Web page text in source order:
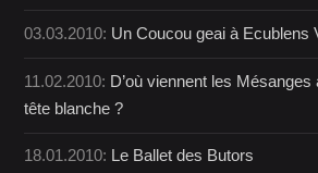
03.03.2010: Un Coucou geai à Ecublens
11.02.2010: D’où viennent les Mésanges
tête blanche ?
18.01.2010: Le Ballet des Butors